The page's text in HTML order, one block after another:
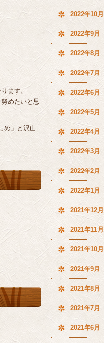
ます。
めたいと思
め」と沢山
2022年10月
2022年9月
2022年8月
2022年7月
2022年6月
2022年5月
2022年4月
2022年3月
2022年2月
2022年1月
2021年12月
2021年11月
2021年10月
2021年9月
2021年8月
2021年7月
2021年6月